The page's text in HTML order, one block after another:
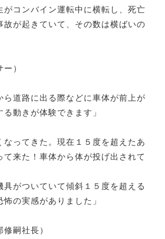
がコンバイン運転中に横転し、死亡
故が起きていて、その数は横ばいの
）
ら道路に出る際などに車体が前上が
動きが体験できます」
なってきた。現在１５度を超えたあ
て来た！車体から体が投げ出されて
具がついていて傾斜１５度を超える
の実感がありました」
嗣社長）